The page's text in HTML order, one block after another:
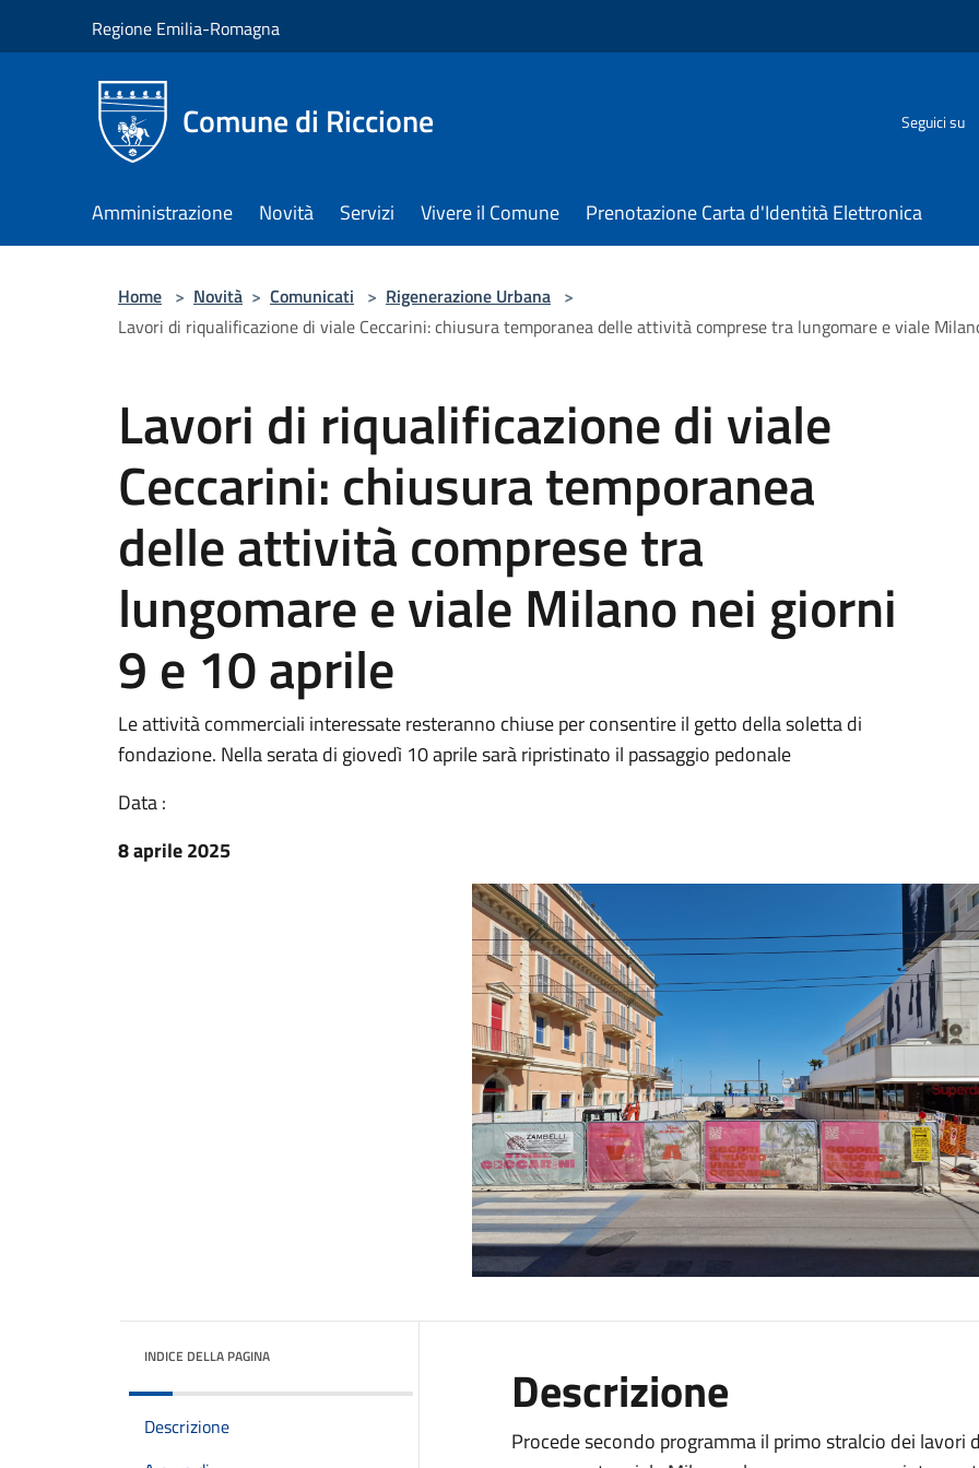
Regione Emilia-Romagna
Comune di Riccione Seguici su
Amministrazione Novità Servizi Vivere il Comune Prenotazione Carta d'Identità Elettronica
Home > Novità > Comunicati > Rigenerazione Urbana >
Lavori di riqualificazione di viale Ceccarini: chiusura temporanea delle attività comprese tra lungomare e viale
Lavori di riqualificazione di viale
Ceccarini: chiusura temporanea
delle attività comprese tra
lungomare e viale Milano nei giorni
9 e 10 aprile
Le attività commerciali interessate resteranno chiuse per consentire il getto della soletta di
fondazione. Nella serata di giovedì 10 aprile sarà ripristinato il passaggio pedonale
Data :
8 aprile 2025
INDICE DELLA PAGINA
Descrizione
Descrizione
Procede secondo programma il primo stralcio dei